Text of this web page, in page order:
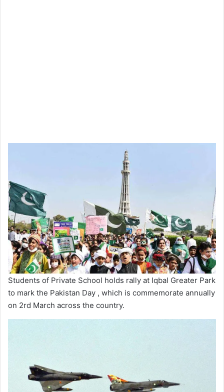
Students of Private School holds rally at Iqbal Greater Park
to mark the Pakistan Day , which is commemorate annually
on 2rd March across the country.